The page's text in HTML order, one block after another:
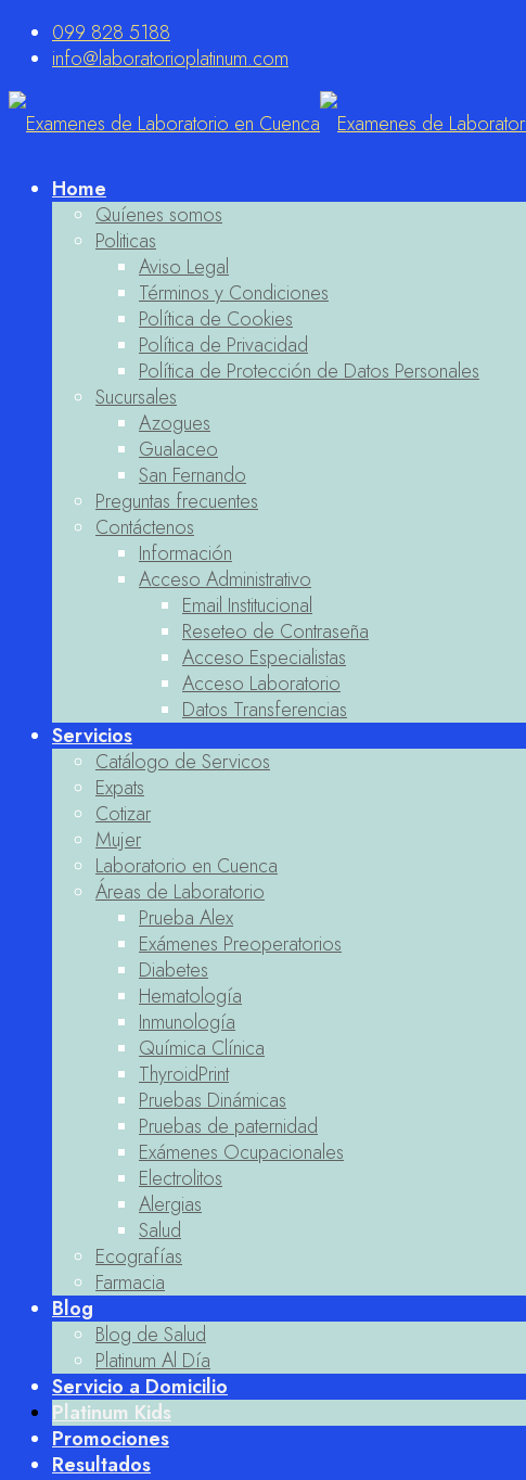
099 828 5188
info@laboratorioplatinum.com
Home
Quíenes somos
Politicas
Aviso Legal
Términos y Condiciones
Política de Cookies
Política de Privacidad
Política de Protección de Datos Personales
Sucursales
Azogues
Gualaceo
San Fernando
Preguntas frecuentes
Contáctenos
Información
Acceso Administrativo
Email Institucional
Reseteo de Contraseña
Acceso Especialistas
Acceso Laboratorio
Datos Transferencias
Servicios
Catálogo de Servicos
Expats
Cotizar
Mujer
Laboratorio en Cuenca
Áreas de Laboratorio
Prueba Alex
Exámenes Preoperatorios
Diabetes
Hematología
Inmunología
Química Clínica
ThyroidPrint
Pruebas Dinámicas
Pruebas de paternidad
Exámenes Ocupacionales
Electrolitos
Alergias
Salud
Ecografías
Farmacia
Blog
Blog de Salud
Platinum Al Día
Servicio a Domicilio
Platinum Kids
Promociones
Resultados